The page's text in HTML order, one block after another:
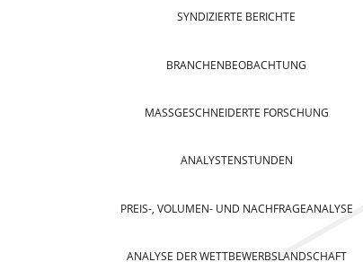
SYNDIZIERTE BERICHTE
BRANCHENBEOBACHTUNG
MASSGESCHNEIDERTE FORSCHUNG
ANALYSTENSTUNDEN
PREIS-, VOLUMEN- UND NACHFRAGEANALYSE
ANALYSE DER WETTBEWERBSLANDSCHAFT